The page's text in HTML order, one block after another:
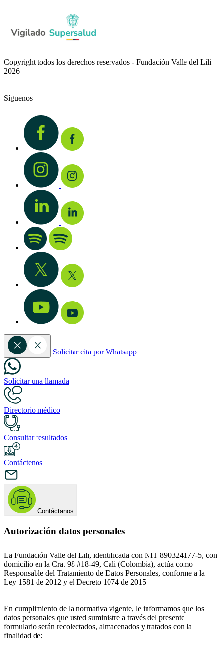
Copyright todos los derechos reservados - Fundación Valle del Lili
2026
Síguenos
Solicitar cita por Whatsapp
Solicitar una llamada
Directorio médico
Consultar resultados
Contáctenos
Contáctanos
Autorización datos personales
La Fundación Valle del Lili, identificada con NIT 890324177-5, con
domicilio en la Cra. 98 #18-49, Cali (Colombia), actúa como
Responsable del Tratamiento de Datos Personales, conforme a la
Ley 1581 de 2012 y el Decreto 1074 de 2015.
En cumplimiento de la normativa vigente, le informamos que los
datos personales que usted suministre a través del presente
formulario serán recolectados, almacenados y tratados con la
finalidad de: